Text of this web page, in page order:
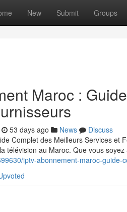
New Submit Groups
Maroc :
53 days ago News
Discuss
Complet des Meilleurs Services et
télévision au Maroc. Que vous
iptv-abonnement-maroc-